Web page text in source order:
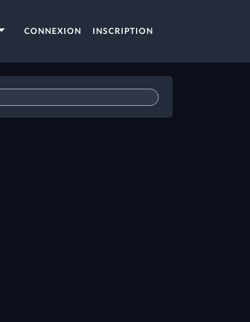
CONNEXION INSCRIPTION